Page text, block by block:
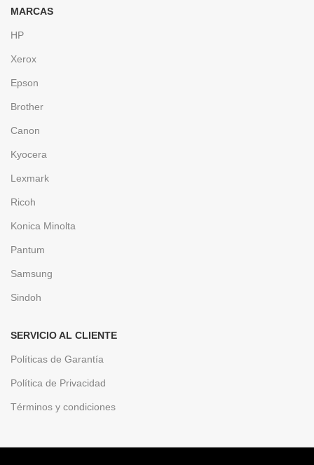
MARCAS
HP
Xerox
Epson
Brother
Canon
Kyocera
Lexmark
Ricoh
Konica Minolta
Pantum
Samsung
Sindoh
SERVICIO AL CLIENTE
Políticas de Garantía
Política de Privacidad
Términos y condiciones